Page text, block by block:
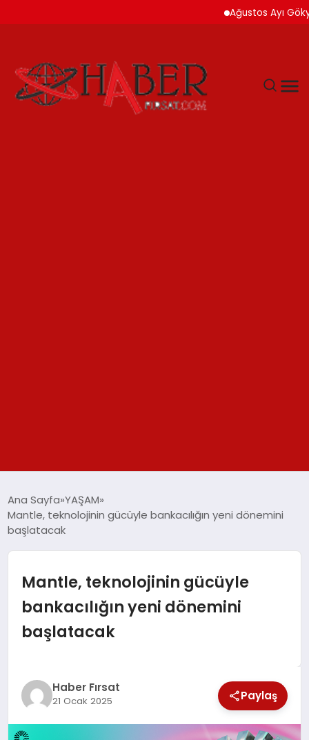
Ağustos Ayı Gökyüzü
SPOR
SAĞLIK
MAGAZİN
Ana Sayfa YAŞAM
Mantle, teknolojinin gücüyle bankacılığın yeni dönemini
başlatacak
Mantle, teknolojinin gücüyle
bankacılığın yeni dönemini
başlatacak
Haber Fırsat
21 Ocak 2025 Paylaş